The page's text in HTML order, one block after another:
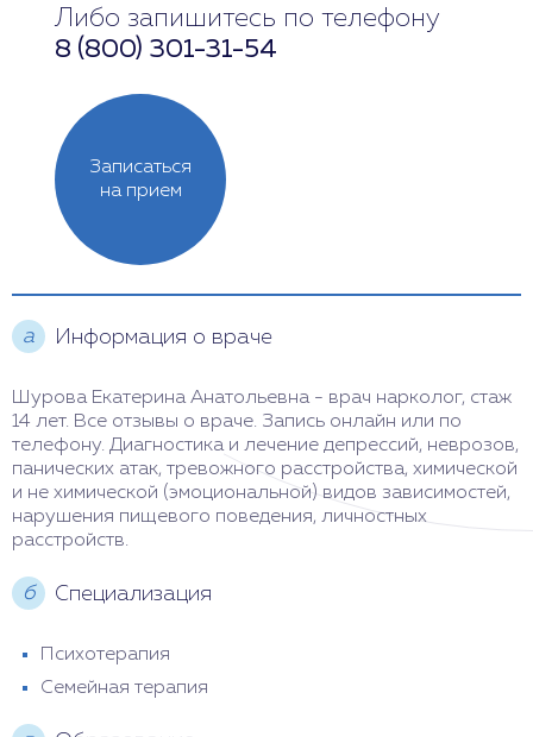
Понедельник 13:00 - 19:00
Среда
Пятница
Воскресенье
Записаться
на прием
Либо запишитесь по телефону
8 (800) 301-31-54
а Информация о враче
Шурова Екатерина Анатольевна - врач нарколог, стаж
14 лет. Все отзывы о враче. Запись онлайн или по
телефону. Диагностика и лечение депрессий, неврозов,
панических атак, тревожного расстройства, химической
и не химической (эмоциональной) видов зависимостей,
нарушения пищевого поведения, личностных
расстройств.
б Специализация
Психотерапия
Семейная терапия